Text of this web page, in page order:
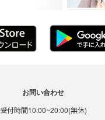
お問い合わせ
受付時間10:00~20:00(無休)